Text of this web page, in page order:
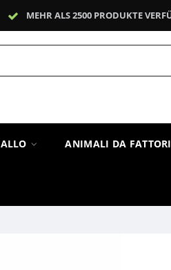
MEHR ALS 2500 PRODUKTE
ANIMALI DA